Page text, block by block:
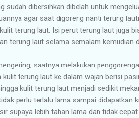
sudah dibersihkan dibelah untuk
agar saat digoreng nanti terung
terung laut. Isi perut terung laut juga
terung laut selama semalam kemudian
saatnya melakukan
terung laut ke dalam wajan berisi
kulit terung laut menjadi sedikit
perlu terlalu lama sampai didapatkan
supaya lebih tahan lama dan tidak cepat